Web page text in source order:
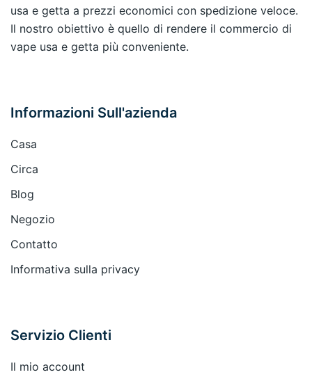
usa e getta a prezzi economici con spedizione veloce.
Il nostro obiettivo è quello di rendere il commercio di
vape usa e getta più conveniente.
Informazioni Sull'azienda
Casa
Circa
Blog
Negozio
Contatto
Informativa sulla privacy
Servizio Clienti
Il mio account